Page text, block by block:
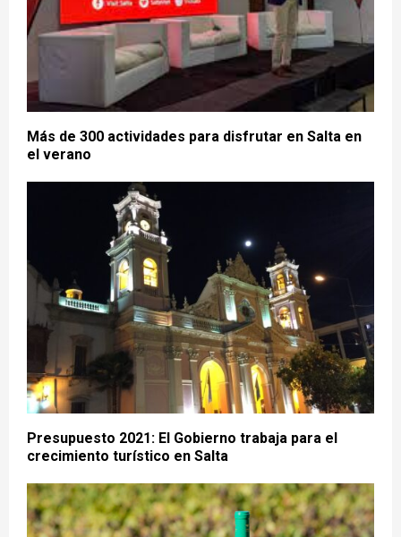
Más de 300 actividades para disfrutar en Salta en
el verano
Presupuesto 2021: El Gobierno trabaja para el
crecimiento turístico en Salta